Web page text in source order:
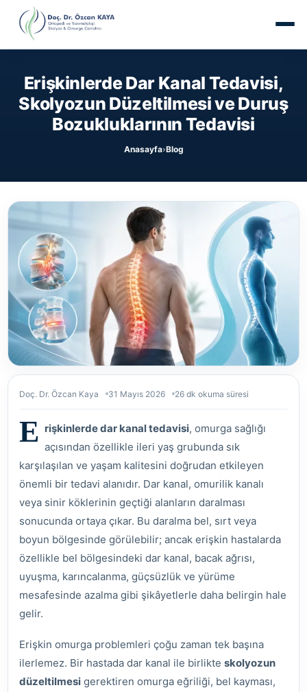
Erişkinlerde Dar Kanal Tedavisi,
Skolyozun Düzeltilmesi ve Duruş
Bozukluklarının Tedavisi
Anasayfa›Blog
Doç. Dr. Özcan Kaya 31 Mayıs 2026 26 dk okuma süresi
E rişkinlerde dar kanal tedavisi, omurga sağlığı
açısından özellikle ileri yaş grubunda sık
karşılaşılan ve yaşam kalitesini doğrudan etkileyen
önemli bir tedavi alanıdır. Dar kanal, omurilik kanalı
veya sinir köklerinin geçtiği alanların daralması
sonucunda ortaya çıkar. Bu daralma bel, sırt veya
boyun bölgesinde görülebilir; ancak erişkin hastalarda
özellikle bel bölgesindeki dar kanal, bacak ağrısı,
uyuşma, karıncalanma, güçsüzlük ve yürüme
mesafesinde azalma gibi şikâyetlerle daha belirgin hale
gelir.
Erişkin omurga problemleri çoğu zaman tek başına
ilerlemez. Bir hastada dar kanal ile birlikte skolyozun
düzeltilmesi gerektiren omurga eğriliği, bel kayması,